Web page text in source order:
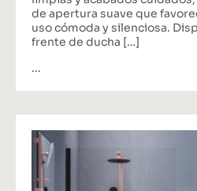
de apertura suave que
uso cómoda y silenciosa.
frente de ducha […]
...